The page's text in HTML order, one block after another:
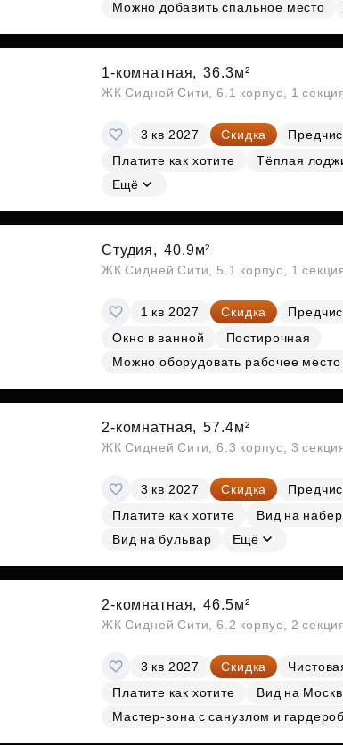
СубсидииМожно добавить спальное место
1-комнатная, 36.3м²
ЖК Сидней Сити, 6.1 корпус, 1
3 кв 2027 Скидка
Платите как хотите
Тёплая
Ещё
Студия, 40.9м²
ЖК Сидней Сити, 5.1 корпус, 1
1 кв 2027 Скидка
Окно в ванной
Постирочная
Можно оборудовать рабочее место
2-комнатная, 57.4м²
ЖК Сидней Сити, 6.3 корпус, 3
3 кв 2027 Скидка
Платите как хотите
Вид на
Вид на бульвар
Ещё
2-комнатная, 46.5м²
ЖК Сидней Сити, 6.2 корпус, 2
3 кв 2027 Скидка
Платите как хотите
Вид на
Мастер-зона с санузлом и